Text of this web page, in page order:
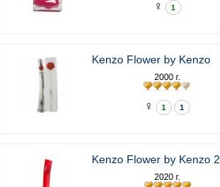
♀ 1
Kenzo Flower by Kenzo
2000 г.
♀ 1 1
Kenzo Flower by Kenzo
2020 г.